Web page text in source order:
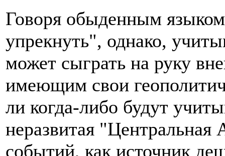
Говоря обыденным
упрекнуть", однако,
может сыграть на руку
имеющим свои
ли когда-либо будут
неразвитая "Центральная
событий, как источник